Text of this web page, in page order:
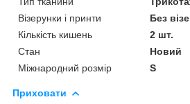
Візерунки і принти
Без
Кількість кишень
2 шт.
Стан
Новий
Міжнародний розмір
S
Приховати